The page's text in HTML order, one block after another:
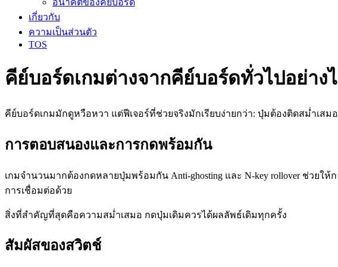
เกี่ยวกับ
ความเป็นส่วนตัว
TOS
คีย์บอร์ดเกมต่างจากคีย์บอร์ดทั่วไปอย่าง
คีย์บอร์ดเกมมักดูหวือหวา แต่ฟีเจอร์ที่ช่วยจริงมักเรียบง่ายกว่า: ปุ่มต้องติดสม่ำเส
การตอบสนองและการกดพร้อมกัน
เกมจำนวนมากต้องกดหลายปุ่มพร้อมกัน Anti-ghosting และ N-key rollover ช่วย
การเชื่อมต่อด้วย
สิ่งที่สำคัญที่สุดคือความสม่ำเสมอ กดปุ่มเดิมควรได้ผลลัพธ์เดิมทุกครั้ง
สัมผัสของสวิตช์